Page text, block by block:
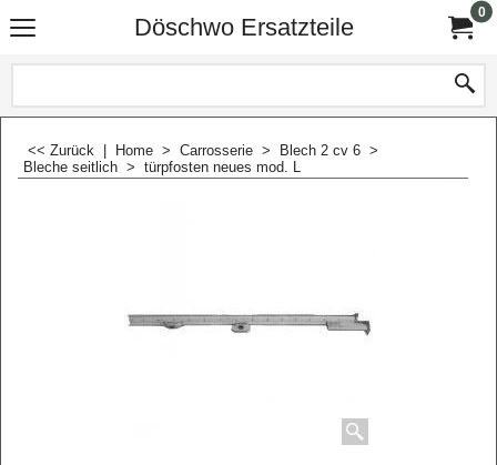
Döschwo Ersatzteile
0
<< Zurück Home > Carrosserie > Blech 2 cv 6 >
Bleche seitlich > türpfosten neues mod. L